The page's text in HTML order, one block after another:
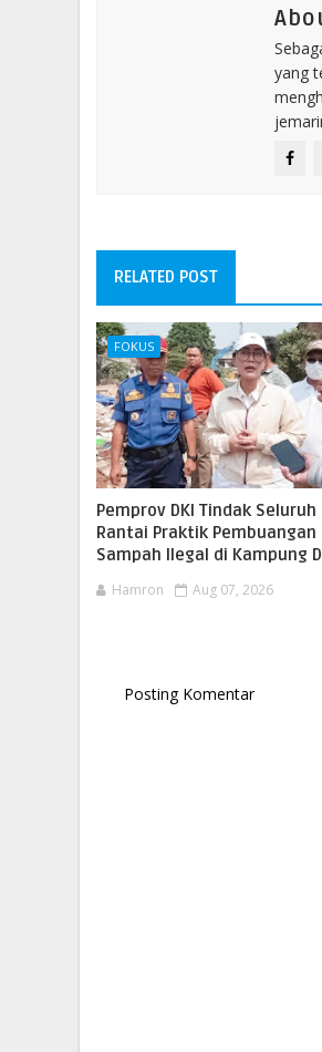
yang
RELATED POST
FOKUS
Pemprov DKI Tindak Seluruh
Rantai Praktik Pembuangan
Sampah Ilegal di Kampung
Hamron Aug 07, 2026
Posting Komentar